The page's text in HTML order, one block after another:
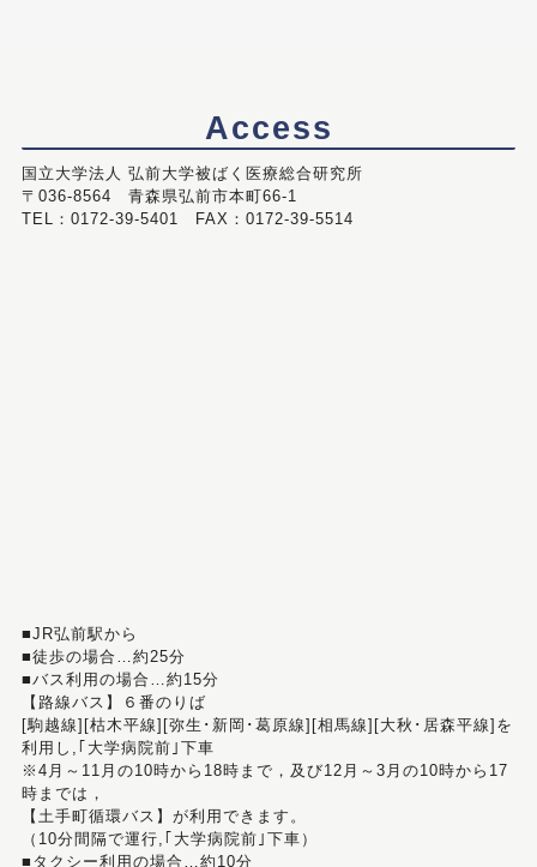
Access
国立大学法人 弘前大学被ばく医療総合研究所
〒036-8564 青森県弘前市本町66-1
TEL：0172-39-5401 FAX：0172-39-5514
■JR弘前駅から
■徒歩の場合…約25分
■バス利用の場合…約15分
【路線バス】６番のりば
[駒越線][枯木平線][弥生･新岡･葛原線][相馬線][大秋･居森平線]を
利用し,｢大学病院前｣下車
※4月～11月の10時から18時まで，及び12月～3月の10時から17
時までは，
【土手町循環バス】が利用できます。
（10分間隔で運行,｢大学病院前｣下車）
■タクシー利用の場合…約10分